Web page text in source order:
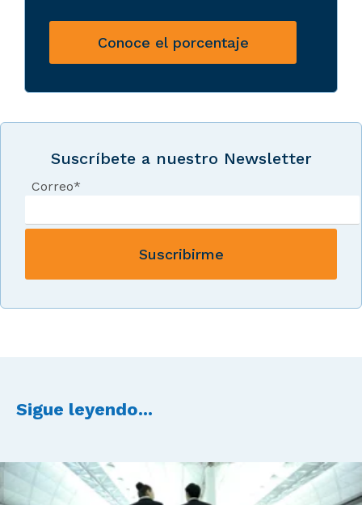
Conoce el porcentaje
Suscríbete a nuestro Newsletter
Correo*
Sigue leyendo...